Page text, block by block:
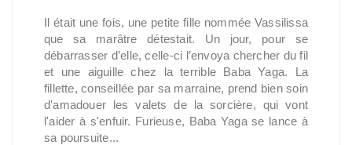
Il était une fois, une petite fille nommée Vassilissa
que sa marâtre détestait. Un jour, pour se
débarrasser d’elle, celle-ci l’envoya chercher du fil
et une aiguille chez la terrible Baba Yaga. La
fillette, conseillée par sa marraine, prend bien soin
d'amadouer les valets de la sorcière, qui vont
l'aider à s'enfuir. Furieuse, Baba Yaga se lance à
sa poursuite...